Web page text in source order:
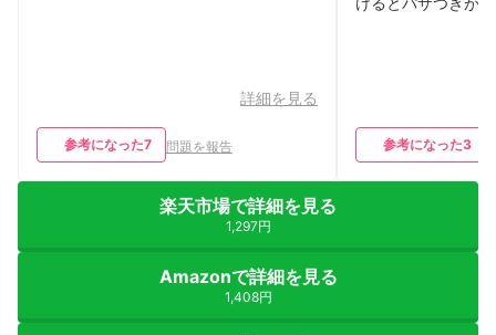
詳細を見る
参考になった7 問題を報告 参考になった3
楽天市場で詳細を見る
1,297円
Amazonで詳細を見る
1,408円